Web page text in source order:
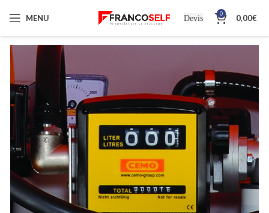
MENU Devis 0 0,00€